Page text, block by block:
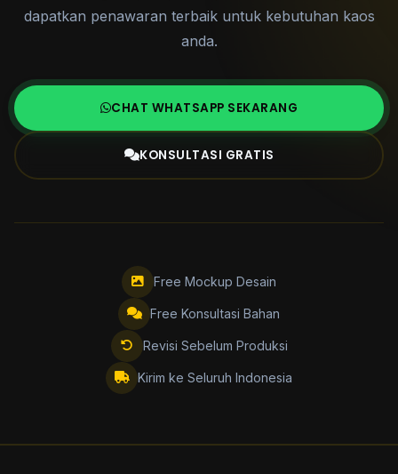
dapatkan penawaran terbaik untuk kebutuhan kaos
anda.
CHAT WHATSAPP SEKARANG
KONSULTASI GRATIS
Free Mockup Desain
Free Konsultasi Bahan
Revisi Sebelum Produksi
Kirim ke Seluruh Indonesia